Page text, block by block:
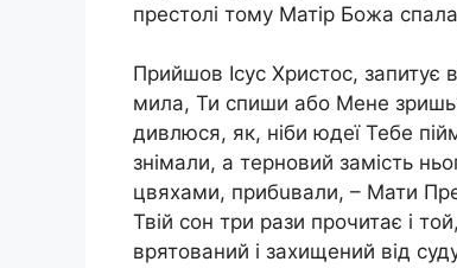
престолі тому Матір Божа
Прийшов Ісус Христос,
мила, Ти спиши або Мене
дивлюся, як, ніби юдеї Тебе
знімали, а терновий замість
цвяхами, прибuвали, – Мати
Твій сон три рази прочитає і
врятований і захищений від